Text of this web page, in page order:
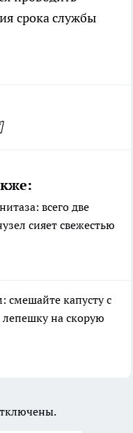
срока службы
всего две
сияет свежестью
капусту с
на скорую